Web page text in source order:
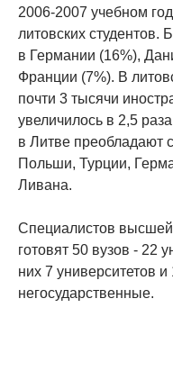
2006-2007 учебном
литовских студентов.
в Германии (16%),
Франции (7%). В
почти 3 тысячи
увеличилось в 2,5
в Литве преобладают
Польши, Турции,
Ливана.
Специалистов
готовят 50 вузов - 22
них 7 университетов
негосударственные.